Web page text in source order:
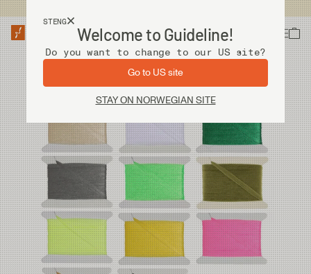
STENG
Welcome to Guideline!
Do you want to change to our US site?
Go to US site
STAY ON NORWEGIAN SITE